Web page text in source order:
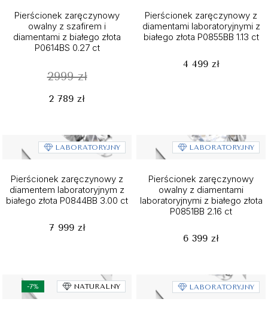
Pierścionek zaręczynowy
owalny z szafirem i
diamentami z białego złota
P0614BS 0.27 ct
2999 zł
2 789 zł
Pierścionek zaręczynowy z
diamentami laboratoryjnymi z
białego złota P0855BB 1.13 ct
4 499 zł
LABORATORYJNY
Pierścionek zaręczynowy z
diamentem laboratoryjnym z
białego złota P0844BB 3.00 ct
7 999 zł
LABORATORYJNY
Pierścionek zaręczynowy
owalny z diamentami
laboratoryjnymi z białego złota
P0851BB 2.16 ct
6 399 zł
-7% NATURALNY LABORATORYJNY